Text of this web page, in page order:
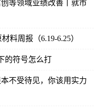
等领域业绩改善丨就市
料周报（6.19-6.25）
的符号怎么打
不受待见，你该用实力